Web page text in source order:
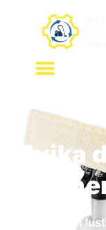
Przejdź
treści
Myjka
Mycie szyb i